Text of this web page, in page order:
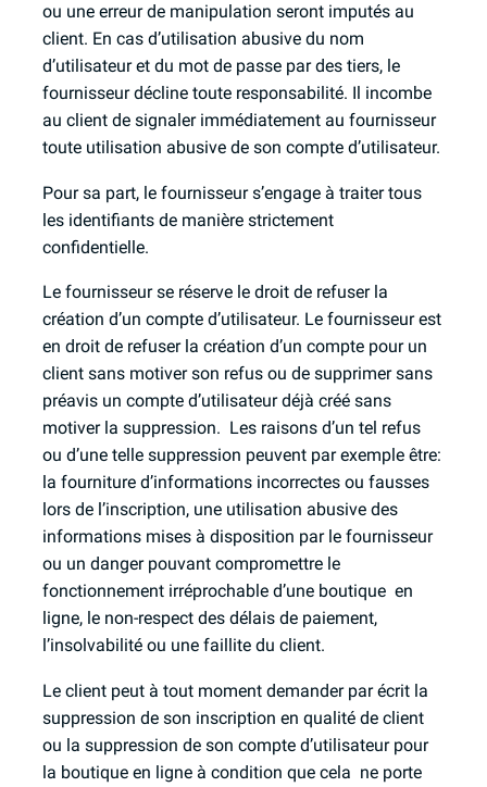
ou une erreur de manipulation seront imputés au
client. En cas d’utilisation abusive du nom
d’utilisateur et du mot de passe par des tiers, le
fournisseur décline toute responsabilité. Il incombe
au client de signaler immédiatement au fournisseur
toute utilisation abusive de son compte d’utilisateur.
Pour sa part, le fournisseur s’engage à traiter tous
les identifiants de manière strictement
confidentielle.
Le fournisseur se réserve le droit de refuser la
création d’un compte d’utilisateur. Le fournisseur est
en droit de refuser la création d’un compte pour un
client sans motiver son refus ou de supprimer sans
préavis un compte d’utilisateur déjà créé sans
motiver la suppression. Les raisons d’un tel refus
ou d’une telle suppression peuvent par exemple être:
la fourniture d’informations incorrectes ou fausses
lors de l’inscription, une utilisation abusive des
informations mises à disposition par le fournisseur
ou un danger pouvant compromettre le
fonctionnement irréprochable d’une boutique en
ligne, le non-respect des délais de paiement,
l’insolvabilité ou une faillite du client.
Le client peut à tout moment demander par écrit la
suppression de son inscription en qualité de client
ou la suppression de son compte d’utilisateur pour
la boutique en ligne à condition que cela ne porte